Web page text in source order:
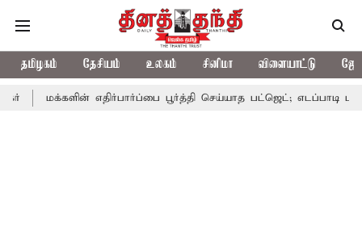
தமிழகம் தேசியம் உலகம் சினிமா விளையாட்டு
எதிர்பார்ப்பை பூர்த்தி செய்யாத பட்ஜெட்; எடப்பாடி பழனிசாமி